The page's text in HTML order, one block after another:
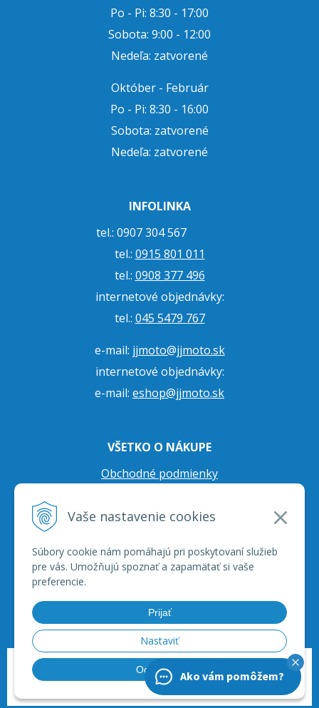
Vaše nastavenie cookies
Súbory cookie nám pomáhajú pri poskytovaní služieb
pre vás. Umožňujú spoznať a zapamätať si vaše
preferencie.
Prijať
Nastaviť
Odmietnuť
Po - Pi: 8:30 - 17:00
Sobota: 9:00 - 12:00
Nedeľa: zatvorené
Október - Február
Po - Pi: 8:30 - 16:00
Sobota: zatvorené
Nedeľa: zatvorené
INFOLINKA
tel.: 0907 304 567
tel.: 0915 801 011
tel.: 0908 377 496
internetové objednávky:
tel.: 045 5479 767
e-mail: jjmoto@jjmoto.sk
internetové objednávky:
e-mail: eshop@jjmoto.sk
VŠETKO O NÁKUPE
Obchodné podmienky
Prepravné podmienky
© 2026 JJ Moto - skútre, štvorkolky, moto príslušenstvo, ich servis. •
tvorba
webhosting
Ako vám pomôžem?